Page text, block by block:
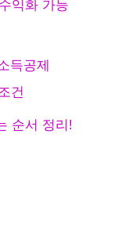
익화 가능
득공제
건
순서 정리!